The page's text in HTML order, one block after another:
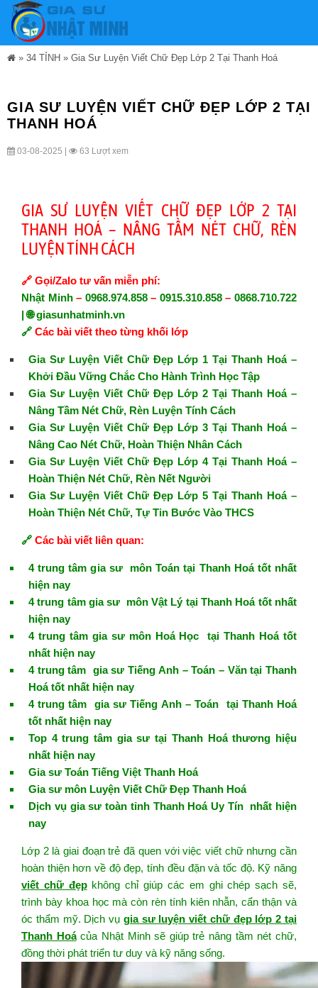
» 34 TỈNH » Gia Sư Luyện Viết Chữ Đẹp Lớp 2 Tại Thanh Hoá
GIA SƯ LUYỆN VIẾT CHỮ ĐẸP LỚP 2 TẠI
THANH HOÁ
03-08-2025 | 63 Lượt xem
GIA SƯ LUYỆN VIẾT CHỮ ĐẸP LỚP 2 TẠI
THANH HOÁ – NÂNG TẦM NÉT CHỮ, RÈN
LUYỆN TÍNH CÁCH
🔗 Gọi/Zalo tư vấn miễn phí:
Nhật Minh– 0968.974.858– 0915.310.858– 0868.710.722
| 🌐giasunhatminh.vn
🔗 Các bài viết theo từng khối lớp
Gia Sư Luyện Viết Chữ Đẹp Lớp 1 Tại Thanh Hoá –
Khởi Đầu Vững Chắc Cho Hành Trình Học Tập
Gia Sư Luyện Viết Chữ Đẹp Lớp 2 Tại Thanh Hoá –
Nâng Tầm Nét Chữ, Rèn Luyện Tính Cách
Gia Sư Luyện Viết Chữ Đẹp Lớp 3 Tại Thanh Hoá –
Nâng Cao Nét Chữ, Hoàn Thiện Nhân Cách
Gia Sư Luyện Viết Chữ Đẹp Lớp 4 Tại Thanh Hoá –
Hoàn Thiện Nét Chữ, Rèn Nết Người
Gia Sư Luyện Viết Chữ Đẹp Lớp 5 Tại Thanh Hoá –
Hoàn Thiện Nét Chữ, Tự Tin Bước Vào THCS
🔗 Các bài viết liên quan:
4 trung tâm gia sư môn Toán tại Thanh Hoá tốt nhất
hiện nay
4 trung tâm gia sư môn Vật Lý tại Thanh Hoá tốt nhất
hiện nay
4 trung tâm gia sư môn Hoá Học tại Thanh Hoá tốt
nhất hiện nay
4 trung tâm gia sư Tiếng Anh – Toán – Văn tại Thanh
Hoá tốt nhất hiện nay
4 trung tâm gia sư Tiếng Anh – Toán tại Thanh Hoá
tốt nhất hiện nay
Top 4 trung tâm gia sư tại Thanh Hoá thương hiệu
nhất hiện nay
Gia sư Toán Tiếng Việt Thanh Hoá
Gia sư môn Luyện Viết Chữ Đẹp Thanh Hoá
Dịch vụ gia sư toàn tỉnh Thanh Hoá Uy Tín nhất hiện
nay
Lớp 2 là giai đoạn trẻ đã quen với việc viết chữ nhưng cần
hoàn thiện hơn về độ đẹp, tính đều đặn và tốc độ. Kỹ năng
viết chữ đẹpkhông chỉ giúp các em ghi chép sạch sẽ,
trình bày khoa học mà còn rèn tính kiên nhẫn, cẩn thận và
óc thẩm mỹ. Dịch vụ gia sư luyện viết chữ đẹp lớp 2 tại
Thanh Hoácủa Nhật Minh sẽ giúp trẻ nâng tầm nét chữ,
đồng thời phát triển tư duy và kỹ năng sống.